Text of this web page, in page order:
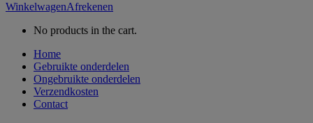
WinkelwagenAfrekenen
No products in the cart.
Home
Gebruikte onderdelen
Ongebruikte onderdelen
Verzendkosten
Contact